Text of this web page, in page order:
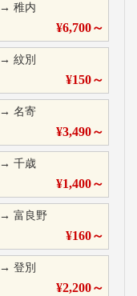
→稚内
¥6,700～
→紋別
¥150～
→名寄
¥3,490～
→千歳
¥1,400～
→富良野
¥160～
→登別
¥2,200～